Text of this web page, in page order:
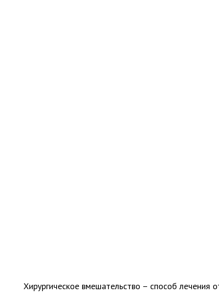
Хирургическое вмешательство – способ лечения